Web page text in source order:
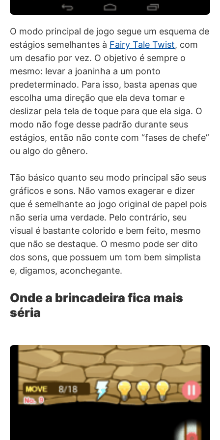
O modo principal de jogo segue um esquema de
estágios semelhantes à Fairy Tale Twist, com
um desafio por vez. O objetivo é sempre o
mesmo: levar a joaninha a um ponto
predeterminado. Para isso, basta apenas que
escolha uma direção que ela deva tomar e
deslizar pela tela de toque para que ela siga. O
modo não foge desse padrão durante seus
estágios, então não conte com “fases de chefe”
ou algo do gênero.
Tão básico quanto seu modo principal são seus
gráficos e sons. Não vamos exagerar e dizer
que é semelhante ao jogo original de papel pois
não seria uma verdade. Pelo contrário, seu
visual é bastante colorido e bem feito, mesmo
que não se destaque. O mesmo pode ser dito
dos sons, que possuem um tom bem simplista
e, digamos, aconchegante.
Onde a brincadeira fica mais
séria